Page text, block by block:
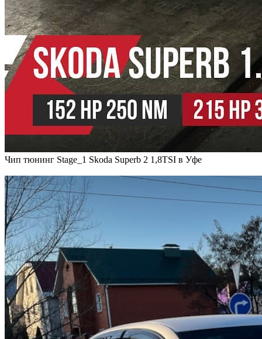
Чип тюнинг Stage_1 Skoda Superb 2 1,8TSI в Уфе